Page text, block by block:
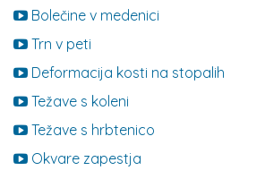
Bolečine v medenici
Trn v peti
Deformacija kosti na stopalih
Težave s koleni
Težave s hrbtenico
Okvare zapestja